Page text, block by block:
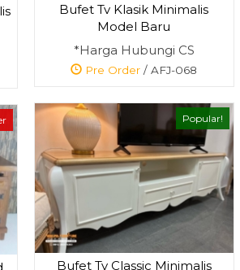
Bufet Tv Klasik Minimalis
Model Baru
*Harga Hubungi CS
Pre Order / AFJ-068
Popular!
Bufet Tv Classic Minimalis
Lemari Pakaian
Kayu Minimalis
*Harga Hubungi
Pre Order
SKU: AFJ-047